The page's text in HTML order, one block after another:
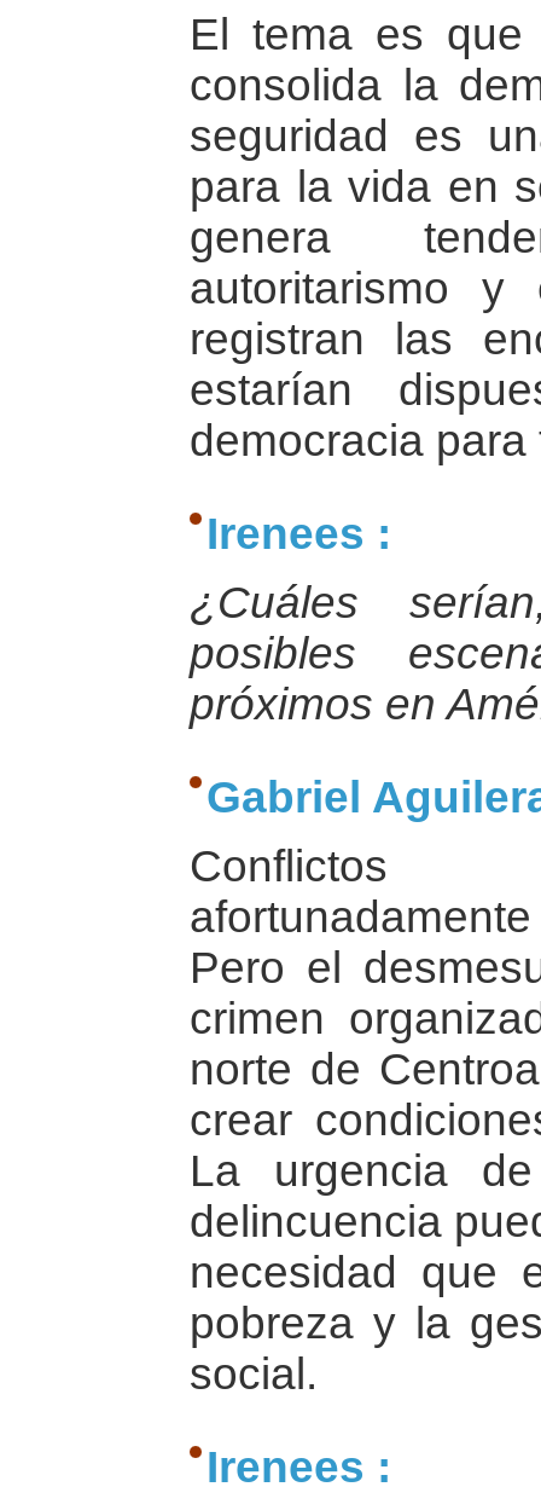
El tema es
consolida la
seguridad es
para la vida en
genera
autoritarismo y
registran las
estarían
democracia
Irenees :
¿Cuáles
posibles
próximos en
Gabriel
Conflictos
Pero el
crimen
norte de
crear
La urgencia
delincuencia
necesidad que
pobreza y la
social.
Irenees :